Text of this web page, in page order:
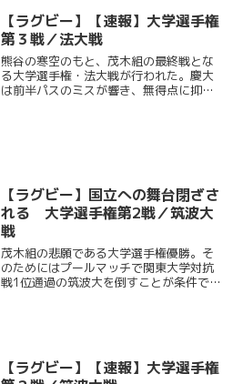
【ラグビー】【速報】大学選手権
第３戦／法大戦
熊谷の寒空のもと、茂木組の最終戦とな
る大学選手権・法大戦が行われた。慶大
は前半パスのミスが響き、無得点に抑え
【ラグビー】国立への舞台閉ざさ
れる 大学選手権第2戦／筑波大
戦
茂木組の悲願である大学選手権優勝。そ
のためにはプールマッチで関東大学対抗
戦1位通過の筑波大を倒すことが条件であ
【ラグビー】【速報】大学選手権